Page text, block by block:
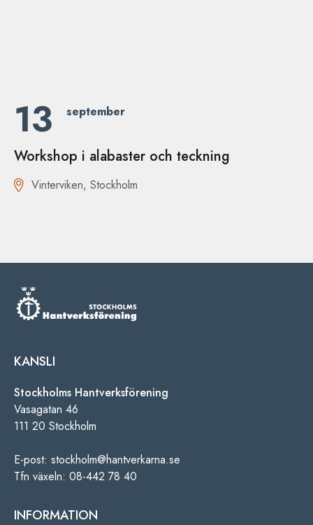
13 september
Workshop i alabaster och teckning
Vinterviken, Stockholm
KANSLI
Stockholms Hantverksförening
Vasagatan 46
111 20 Stockholm
E-post: stockholm@hantverkarna.se
Tfn växeln: 08-442 78 40
INFORMATION